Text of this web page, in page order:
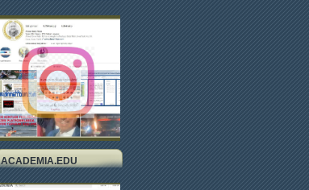
ACADEMIA.EDU